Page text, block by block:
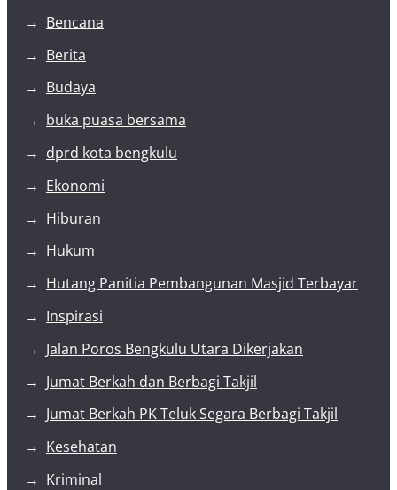
Bencana
Berita
Budaya
buka puasa bersama
dprd kota bengkulu
Ekonomi
Hiburan
Hukum
Hutang Panitia Pembangunan Masjid Terbayar
Inspirasi
Jalan Poros Bengkulu Utara Dikerjakan
Jumat Berkah dan Berbagi Takjil
Jumat Berkah PK Teluk Segara Berbagi Takjil
Kesehatan
Kriminal